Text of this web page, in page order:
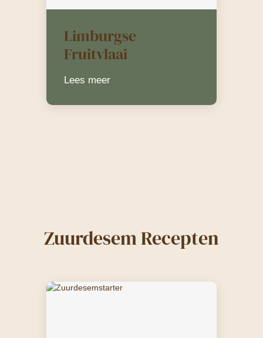
Limburgse
Fruitvlaai
Lees meer
Zuurdesem Recepten